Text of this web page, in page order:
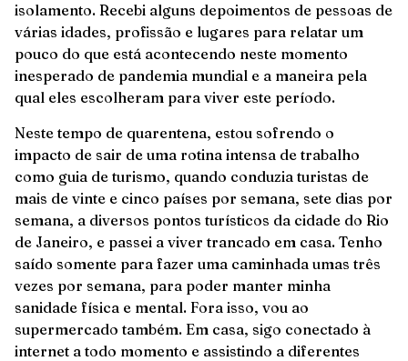
isolamento. Recebi alguns depoimentos de pessoas de
várias idades, profissão e lugares para relatar um
pouco do que está acontecendo neste momento
inesperado de pandemia mundial e a maneira pela
qual eles escolheram para viver este período.
Neste tempo de quarentena, estou sofrendo o
impacto de sair de uma rotina intensa de trabalho
como guia de turismo, quando conduzia turistas de
mais de vinte e cinco países por semana, sete dias por
semana, a diversos pontos turísticos da cidade do Rio
de Janeiro, e passei a viver trancado em casa. Tenho
saído somente para fazer uma caminhada umas três
vezes por semana, para poder manter minha
sanidade física e mental. Fora isso, vou ao
supermercado também. Em casa, sigo conectado à
internet a todo momento e assistindo a diferentes